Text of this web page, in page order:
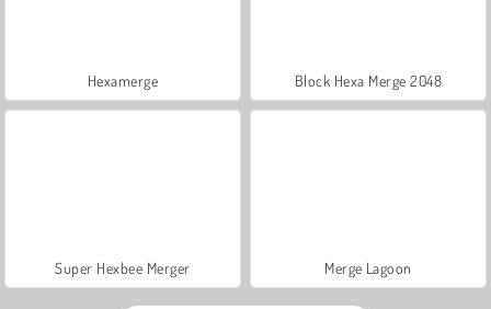
Hexamerge Block Hexa Merge 2048
Super Hexbee Merger Merge Lagoon